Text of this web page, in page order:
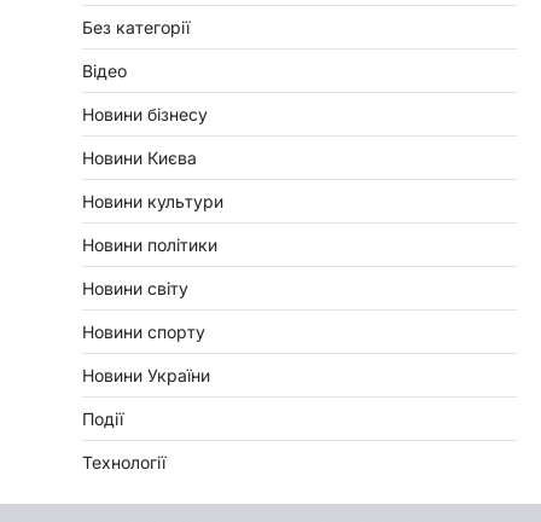
Без категорії
Відео
Новини бізнесу
Новини Києва
Новини культури
Новини політики
Новини світу
Новини спорту
Новини України
Події
Технології